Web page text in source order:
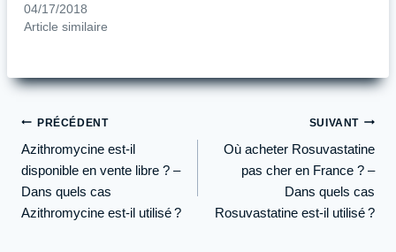
04/17/2018
Article similaire
Navigation
de
l’article
PRÉCÉDENT
Azithromycine est-il
disponible en vente libre ? –
Dans quels cas
Azithromycine est-il utilisé ?
SUIVANT
Où acheter Rosuvastatine
pas cher en France ? –
Dans quels cas
Rosuvastatine est-il utilisé ?